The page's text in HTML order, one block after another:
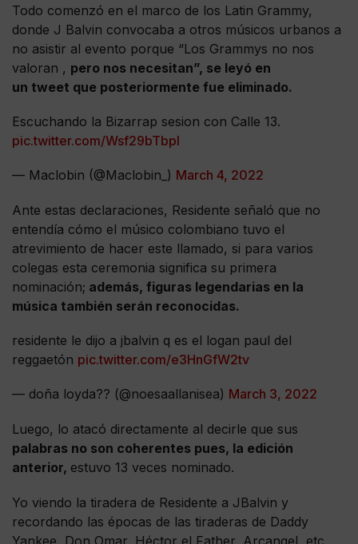
Todo comenzó en el marco de los Latin Grammy,
donde J Balvin convocaba a otros músicos urbanos a
no asistir al evento porque “Los Grammys no nos
valoran , pero nos necesitan”, se leyó en
un tweet que posteriormente fue eliminado.
Escuchando la Bizarrap sesion con Calle 13.
pic.twitter.com/Wsf29bTbpl
— Maclobin (@Maclobin_) March 4, 2022
Ante estas declaraciones, Residente señaló que no
entendía cómo el músico colombiano tuvo el
atrevimiento de hacer este llamado, si para varios
colegas esta ceremonia significa su primera
nominación; además, figuras legendarias en la
música también serán reconocidas.
residente le dijo a jbalvin q es el logan paul del
reggaetón pic.twitter.com/e3HnGfW2tv
— doña loyda?? (@noesaallanisea) March 3, 2022
Luego, lo atacó directamente al decirle que sus
palabras no son coherentes pues, la edición
anterior, estuvo 13 veces nominado.
Yo viendo la tiradera de Residente a JBalvin y
recordando las épocas de las tiraderas de Daddy
Yankee, Don Omar, Héctor el Father, Arcangel, etc